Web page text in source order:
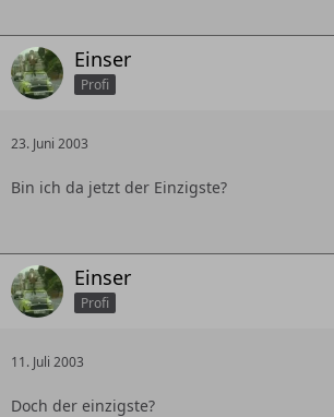
Einser
Profi
23. Juni 2003
Bin ich da jetzt der Einzigste?
Einser
Profi
11. Juli 2003
Doch der einzigste?